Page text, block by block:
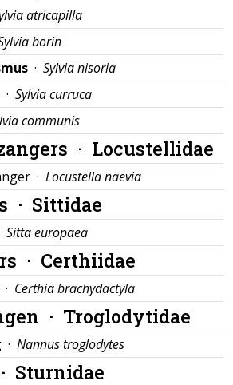
atricapilla
borin
· Sylvia nisoria
Sylvia curruca
communis
· Locustellidae
· Locustella naevia
· Sittidae
Sitta europaea
· Certhiidae
Certhia brachydactyla
· Troglodytidae
Nannus troglodytes
Sturnidae